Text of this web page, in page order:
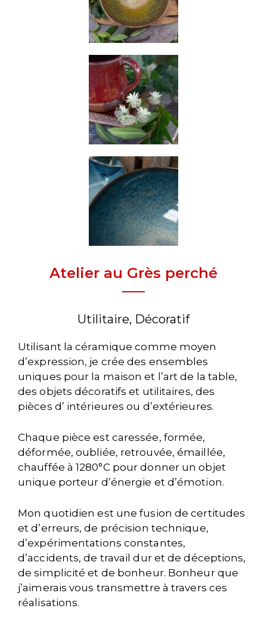
Atelier au Grès perché
Utilitaire, Décoratif
Utilisant la céramique comme moyen
d’expression, je crée des ensembles
uniques pour la maison et l’art de la table,
des objets décoratifs et utilitaires, des
pièces d’ intérieures ou d’extérieures.
Chaque pièce est caressée, formée,
déformée, oubliée, retrouvée, émaillée,
chauffée à 1280°C pour donner un objet
unique porteur d’énergie et d’émotion.
Mon quotidien est une fusion de certitudes
et d’erreurs, de précision technique,
d’expérimentations constantes,
d’accidents, de travail dur et de déceptions,
de simplicité et de bonheur. Bonheur que
j’aimerais vous transmettre à travers ces
réalisations.